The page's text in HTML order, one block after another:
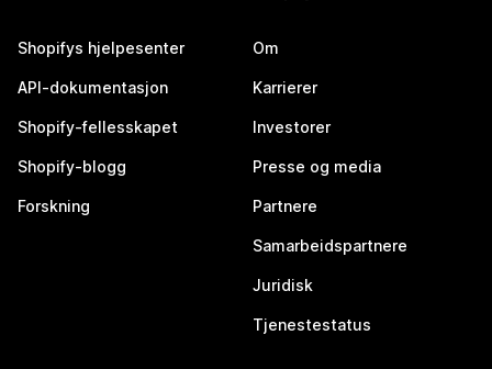
Shopifys hjelpesenter
API-dokumentasjon
Shopify-fellesskapet
Shopify-blogg
Forskning
Om
Karrierer
Investorer
Presse og media
Partnere
Samarbeidspartnere
Juridisk
Tjenestestatus